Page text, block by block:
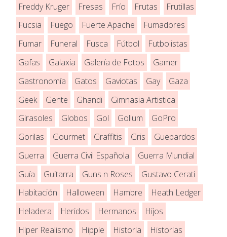
Freddy Kruger
Fresas Frío Frutas
Frutillas
Fucsia
Fuego Fuerte Apache
Fumadores
Fumar
Funeral Fusca Fútbol
Futbolistas
Gafas
Galaxia Galería de Fotos
Gamer
Gastronomía
Gatos Gaviotas Gay
Gaza
Geek
Gente Ghandi
Gimnasia Artistica
Girasoles
Globos Gol Gollum
GoPro
Gorilas
Gourmet Graffitis Gris
Guepardos
Guerra
Guerra Civil Española
Guerra Mundial
Guía
Guitarra Guns n Roses
Gustavo Cerati
Habitación
Halloween Hambre
Heath Ledger
Heladera
Heridos Hermanos
Hijos
Hiper Realismo
Hippie Historia
Historias